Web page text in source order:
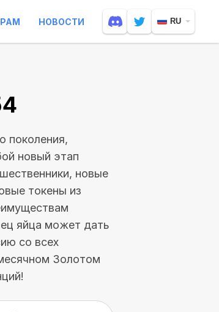
НОВОСТИ RU
поколения,
новый этап
новые
токены из
яйца может дать
со всех
Золотом